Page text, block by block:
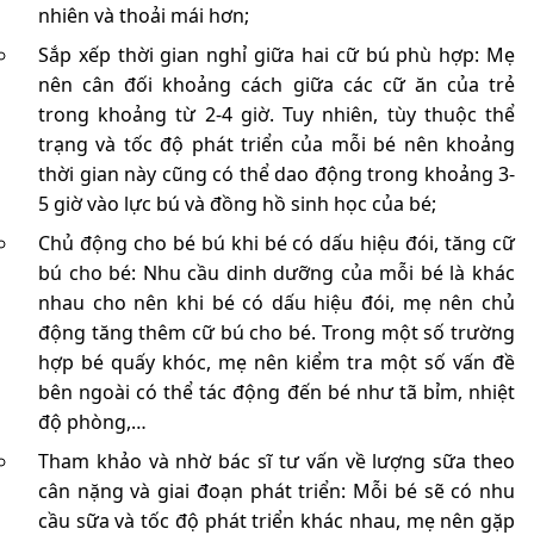
nhiên và thoải mái hơn;
Sắp xếp thời gian nghỉ giữa hai cữ bú phù hợp: Mẹ
nên cân đối khoảng cách giữa các cữ ăn của trẻ
trong khoảng từ 2-4 giờ. Tuy nhiên, tùy thuộc thể
trạng và tốc độ phát triển của mỗi bé nên khoảng
thời gian này cũng có thể dao động trong khoảng 3-
5 giờ vào lực bú và đồng hồ sinh học của bé;
Chủ động cho bé bú khi bé có dấu hiệu đói, tăng cữ
bú cho bé: Nhu cầu dinh dưỡng của mỗi bé là khác
nhau cho nên khi bé có dấu hiệu đói, mẹ nên chủ
động tăng thêm cữ bú cho bé. Trong một số trường
hợp bé quấy khóc, mẹ nên kiểm tra một số vấn đề
bên ngoài có thể tác động đến bé như tã bỉm, nhiệt
độ phòng,…
Tham khảo và nhờ bác sĩ tư vấn về lượng sữa theo
cân nặng và giai đoạn phát triển: Mỗi bé sẽ có nhu
cầu sữa và tốc độ phát triển khác nhau, mẹ nên gặp